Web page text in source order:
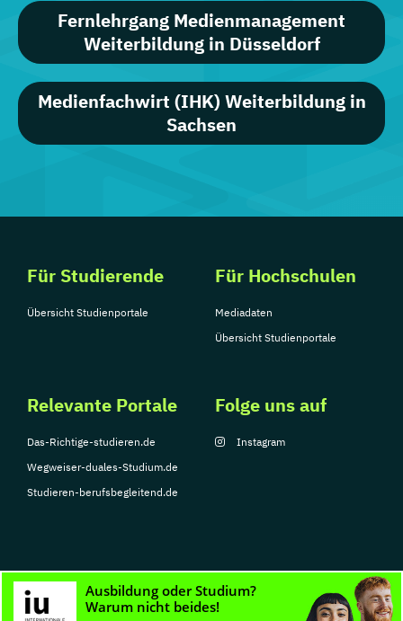
Fernlehrgang Medienmanagement
Weiterbildung in Düsseldorf
Medienfachwirt (IHK) Weiterbildung in
Sachsen
Für Studierende
Übersicht Studienportale
Für Hochschulen
Mediadaten
Übersicht Studienportale
Relevante Portale
Das-Richtige-studieren.de
Wegweiser-duales-Studium.de
Studieren-berufsbegleitend.de
Folge uns auf
Instagram
© Copyright 2026, TarGroup Media GmbH